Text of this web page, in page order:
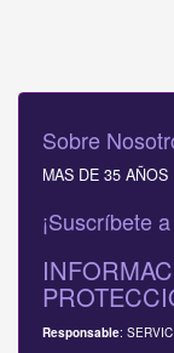
Sobre
MAS DE 35 AÑOS
¡Suscríbete
Responsable: